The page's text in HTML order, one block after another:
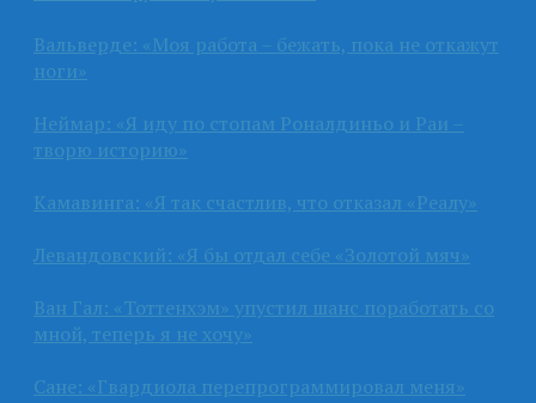
Вальверде: «Моя работа – бежать, пока не откажут
ноги»
Неймар: «Я иду по стопам Роналдиньо и Раи –
творю историю»
Камавинга: «Я так счастлив, что отказал «Реалу»
Левандовский: «Я бы отдал себе «Золотой мяч»
Ван Гал: «Тоттенхэм» упустил шанс поработать со
мной, теперь я не хочу»
Сане: «Гвардиола перепрограммировал меня»